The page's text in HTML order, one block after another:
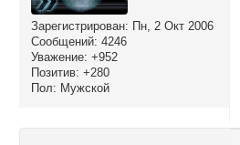
Зарегистрирован: Пн, 2 Окт 2006
Сообщений: 4246
Уважение: +952
Позитив: +280
Пол: Мужской